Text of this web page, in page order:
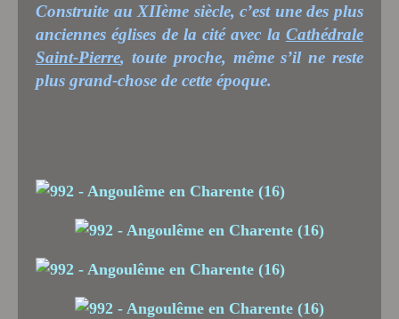
Construite au XIIème siècle, c’est une des plus
anciennes églises de la cité avec la Cathédrale
Saint-Pierre, toute proche, même s’il ne reste
plus grand-chose de cette époque.